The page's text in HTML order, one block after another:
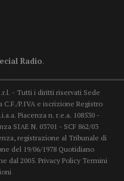
Radio.
- Tutti i diritti riservati Sede
C.F./P.IVA e iscrizione Registro
Piacenza n. r.e.a. 108530 -
SIAE N. 03701 - SCF 862/03
registrazione al Tribunale di
del 19/06/1978 Quotidiano
dal 2005. Privacy Policy Termini